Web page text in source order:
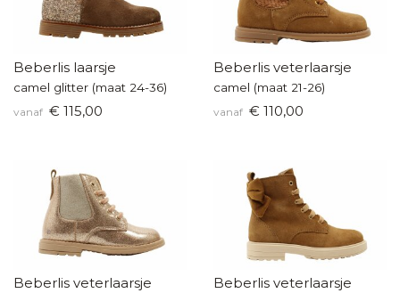
Beberlis laarsje
camel glitter (maat 24-36)
vanaf € 115,00
Beberlis veterlaarsje
camel (maat 21-26)
vanaf € 110,00
Beberlis veterlaarsje Beberlis veterlaarsje